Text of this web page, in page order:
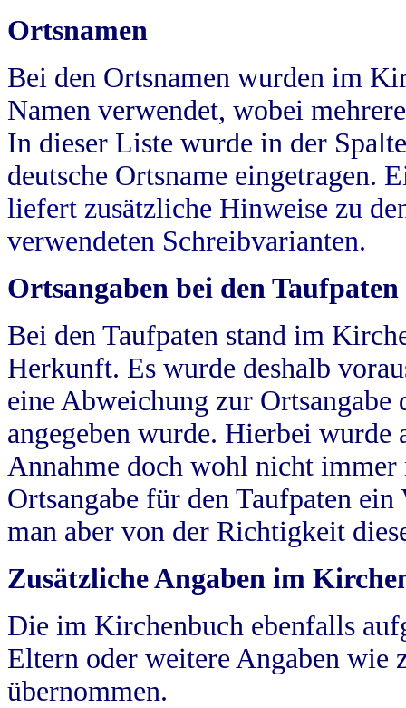
Ortsnamen
Bei den Ortsnamen wurden im
Namen verwendet, wobei
In dieser Liste wurde in der
deutsche Ortsname eingetragen.
liefert zusätzliche Hinweise zu
verwendeten Schreibvarianten.
Ortsangaben bei den Taufpaten
Bei den Taufpaten stand im
Herkunft. Es wurde deshalb
eine Abweichung zur
angegeben wurde. Hierbei wurde
Annahme doch wohl nicht
Ortsangabe für den Taufpaten
man aber von der Richtigkeit
Zusätzliche Angaben im
Die im Kirchenbuch ebenfalls
Eltern oder weitere Angaben wie
übernommen.